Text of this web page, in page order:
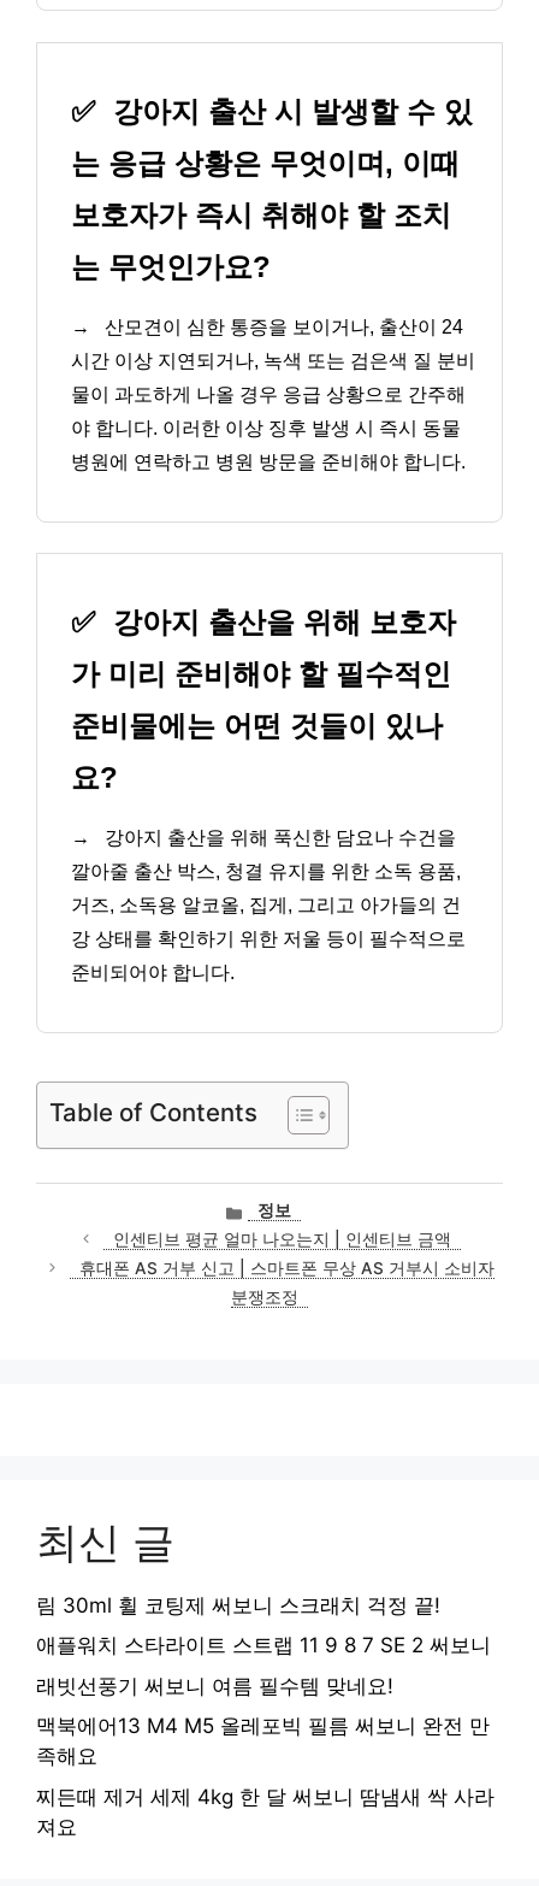
✅ 강아지 출산 시 발생할 수 있
는 응급 상황은 무엇이며, 이때
보호자가 즉시 취해야 할 조치
는 무엇인가요?
→
산모견이 심한 통증을 보이거나, 출산이 24
시간 이상 지연되거나, 녹색 또는 검은색 질 분비
물이 과도하게 나올 경우 응급 상황으로 간주해
야 합니다. 이러한 이상 징후 발생 시 즉시 동물
병원에 연락하고 병원 방문을 준비해야 합니다.
✅ 강아지 출산을 위해 보호자
가 미리 준비해야 할 필수적인
준비물에는 어떤 것들이 있나
요?
→
강아지 출산을 위해 푹신한 담요나 수건을
깔아줄 출산 박스, 청결 유지를 위한 소독 용품,
거즈, 소독용 알코올, 집게, 그리고 아가들의 건
강 상태를 확인하기 위한 저울 등이 필수적으로
준비되어야 합니다.
Table of Contents
카
테
고
리
정보
인센티브 평균 얼마 나오는지 | 인센티브 금액
휴대폰 AS 거부 신고 | 스마트폰 무상 AS 거부시 소비자
분쟁조정
최신 글
림 30ml 휠 코팅제 써보니 스크래치 걱정 끝!
애플워치 스타라이트 스트랩 11 9 8 7 SE 2 써보니
래빗선풍기 써보니 여름 필수템 맞네요!
맥북에어13 M4 M5 올레포빅 필름 써보니 완전 만
족해요
찌든때 제거 세제 4kg 한 달 써보니 땀냄새 싹 사라
져요